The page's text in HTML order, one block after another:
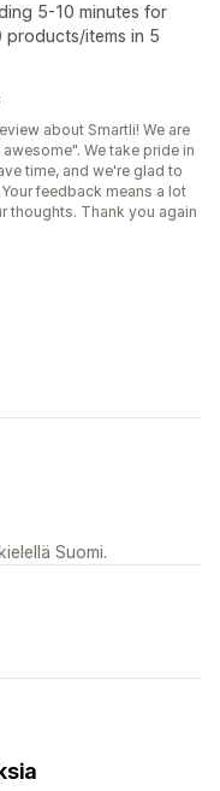
5-10 minutes for
products/items in 5
about Smartli! We are
We take pride in
time, and we're glad to
feedback means a lot
thoughts. Thank you again
Suomi.